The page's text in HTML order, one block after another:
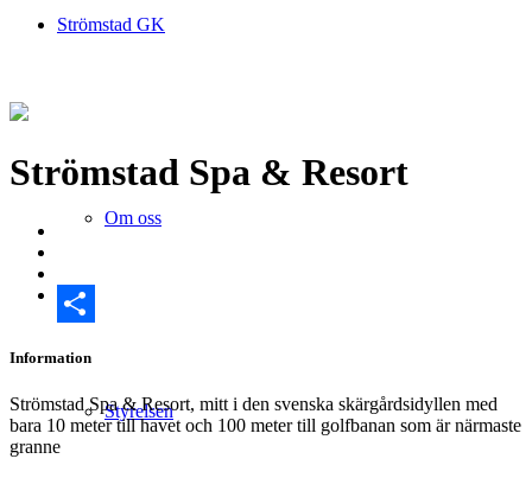
Strömstad GK
Om oss
Styrelsen
Strömstad Spa & Resort
Information
Strömstad Spa & Resort, mitt i den svenska skärgårdsidyllen med
bara 10 meter till havet och 100 meter till golfbanan som är närmaste
granne